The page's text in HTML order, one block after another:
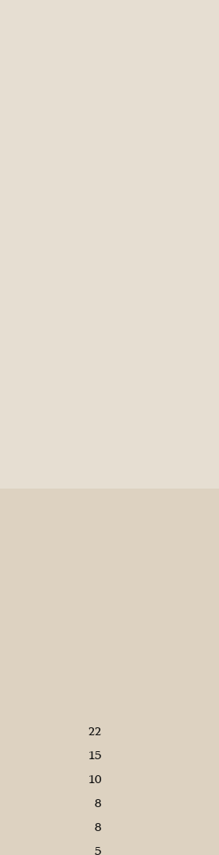
22
15
10
8
8
5